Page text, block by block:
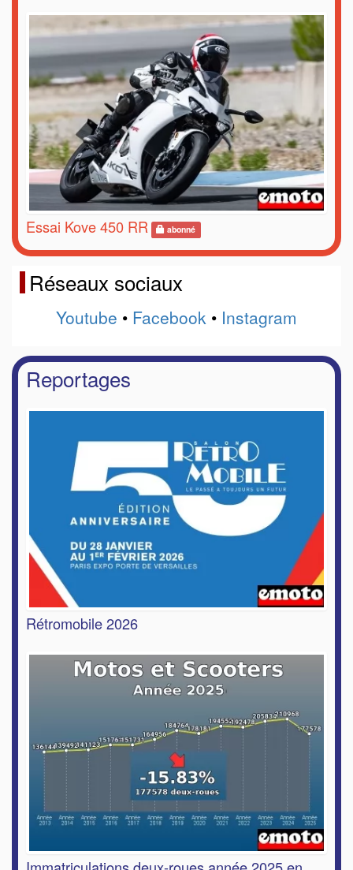
Essai Kove 450 RR abonné
Réseaux sociaux
Youtube • Facebook • Instagram
Reportages
Rétromobile 2026